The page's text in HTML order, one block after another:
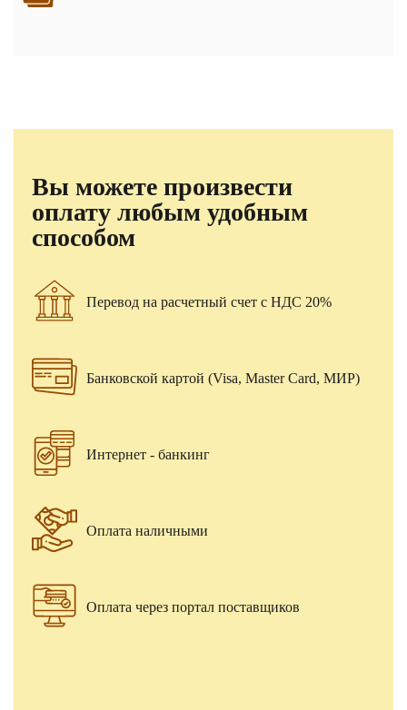
Вы можете произвести
оплату любым удобным
способом
Перевод на расчетный счет с НДС 20%
Банковской картой (Visa, Master Card, МИР)
Интернет - банкинг
Оплата наличными
Оплата через портал поставщиков